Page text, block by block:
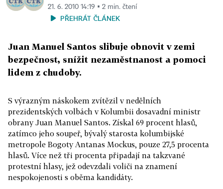
21. 6. 2010 14:19 ▪ 2 min. čtení
PŘEHRÁT ČLÁNEK
Juan Manuel Santos slibuje obnovit v zemi
bezpečnost, snížit nezaměstnanost a pomoci
lidem z chudoby.
S výrazným náskokem zvítězil v nedělních
prezidentských volbách v Kolumbii dosavadní ministr
obrany Juan Manuel Santos. Získal 69 procent hlasů,
zatímco jeho soupeř, bývalý starosta kolumbijské
metropole Bogoty Antanas Mockus, pouze 27,5 procenta
hlasů. Více než tři procenta připadají na takzvané
protestní hlasy, jež odevzdali voliči na znamení
nespokojenosti s oběma kandidáty.